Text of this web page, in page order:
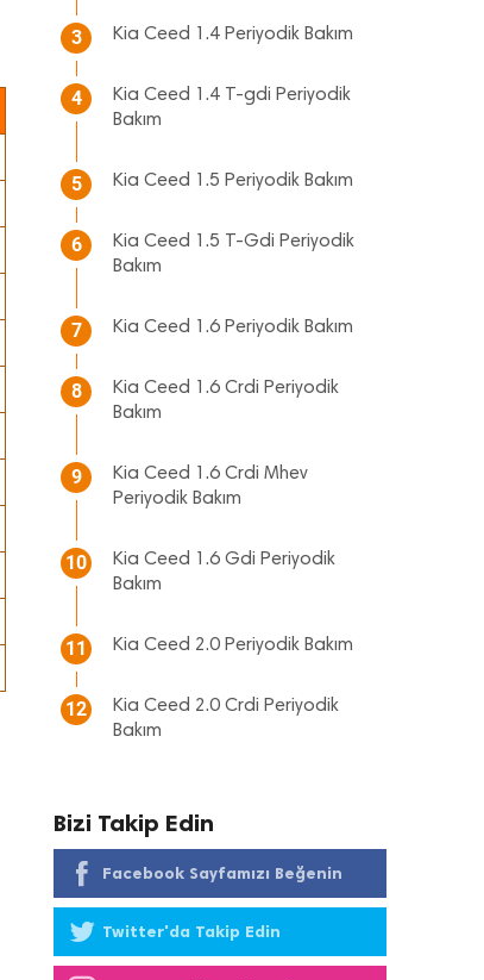
3 Kia Ceed 1.4 Periyodik Bakım
4
Kia Ceed 1.4 T-gdi Periyodik
Bakım
5 Kia Ceed 1.5 Periyodik Bakım
6
Kia Ceed 1.5 T-Gdi Periyodik
Bakım
7 Kia Ceed 1.6 Periyodik Bakım
8
Kia Ceed 1.6 Crdi Periyodik
Bakım
9
Kia Ceed 1.6 Crdi Mhev
Periyodik Bakım
10
Kia Ceed 1.6 Gdi Periyodik
Bakım
11 Kia Ceed 2.0 Periyodik Bakım
12
Kia Ceed 2.0 Crdi Periyodik
Bakım
Bizi Takip Edin
Facebook Sayfamızı Beğenin
Twitter'da Takip Edin